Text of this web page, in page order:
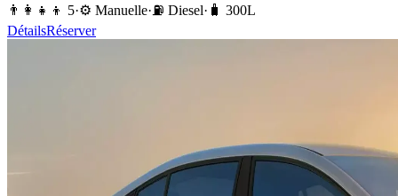
👨‍👩‍👧‍👦 5·⚙️ Manuelle·⛽️ Diesel· 🧳 300L
DétailsRéserver